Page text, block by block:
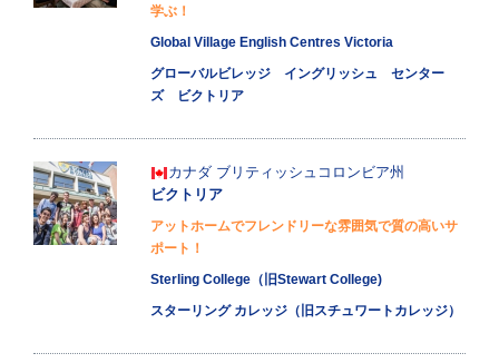
学ぶ！
Global Village English Centres Victoria
グローバルビレッジ イングリッシュ センター
ズ ビクトリア
カナダ ブリティッシュコロンビア州
ビクトリア
アットホームでフレンドリーな雰囲気で質の高いサ
ポート！
Sterling College（旧Stewart College)
スターリング カレッジ（旧スチュワートカレッジ）